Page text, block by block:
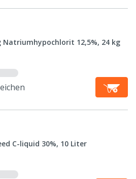
Natriumhypochlorit 12,5%, 24 kg
C-liquid 30%, 10 Liter